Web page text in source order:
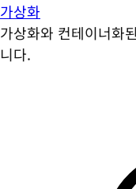
가상화
가상화와 컨테이너화
니다.